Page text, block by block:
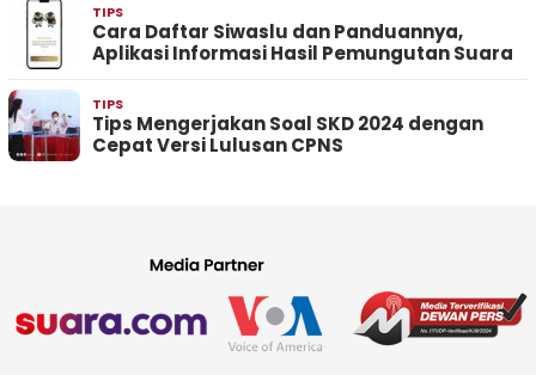
TIPS
Cara Daftar Siwaslu dan Panduannya,
Aplikasi Informasi Hasil Pemungutan Suara
TIPS
Tips Mengerjakan Soal SKD 2024 dengan
Cepat Versi Lulusan CPNS